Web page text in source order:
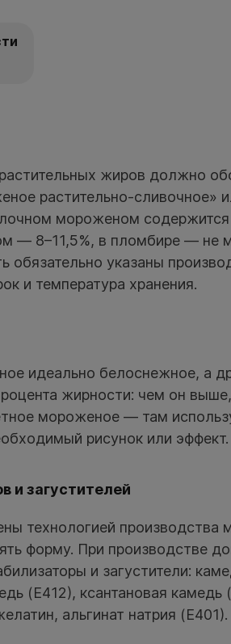
жиров должно
растительно-сливочное»
мороженом содержится
— 8–11,5%, в пломбире — не
указаны
и температура хранения.
идеально белоснежное, а
жирности: чем он
мороженое — там
рисунок или эффект.
и загустителей
технологией производства
форму. При производстве
и загустители:
(Е412), ксантановая камедь
альгинат натрия (Е401).